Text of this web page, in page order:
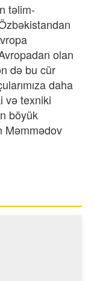
təlim-
olan
də bu cür
daha
və texniki
böyük
Məmmədov